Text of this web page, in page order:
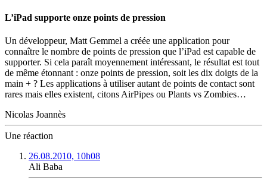
L’iPad supporte onze points de pression
Un développeur, Matt Gemmel a créée une application pour
connaître le nombre de points de pression que l’iPad est capable de
supporter. Si cela paraît moyennement intéressant, le résultat est tout
de même étonnant : onze points de pression, soit les dix doigts de la
main + ? Les applications à utiliser autant de points de contact sont
rares mais elles existent, citons AirPipes ou Plants vs Zombies…
Nicolas Joannès
Une réaction
26.08.2010, 10h08
Ali Baba